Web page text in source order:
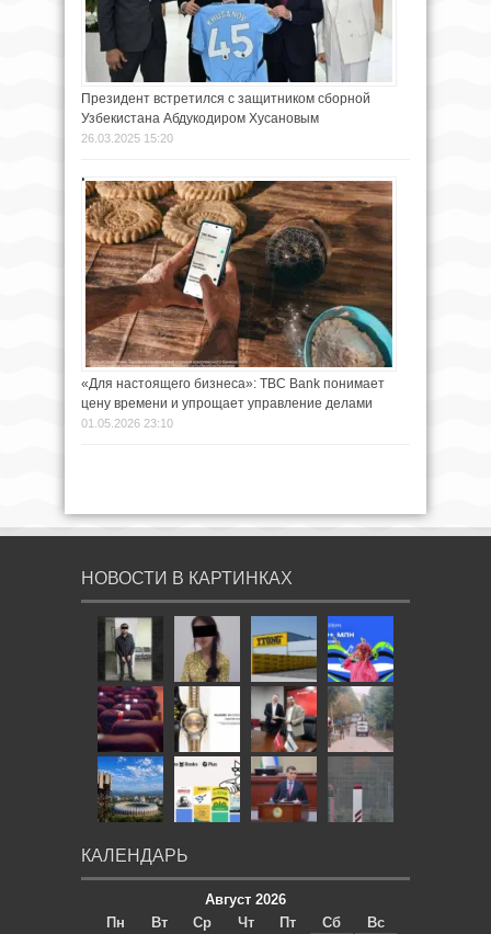
Президент встретился с защитником сборной
Узбекистана Абдукодиром Хусановым
26.03.2025 15:20
«Для настоящего бизнеса»: TBC Bank понимает
цену времени и упрощает управление делами
01.05.2026 23:10
НОВОСТИ В КАРТИНКАХ
КАЛЕНДАРЬ
Август 2026
Пн
Вт Ср Чт Пт Сб
Вс